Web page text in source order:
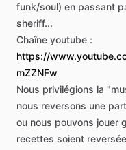
funk​/​soul) en passant
sheriff...
Chaîne youtube :
https://
mZZNFw
Nous privilégions la
nous reversons une
ou nous pouvons jouer
recettes soient